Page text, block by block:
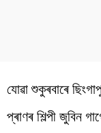
যোৱা শুকুৰবাৰে
প্ৰাণৰ শিল্পী জুবিন